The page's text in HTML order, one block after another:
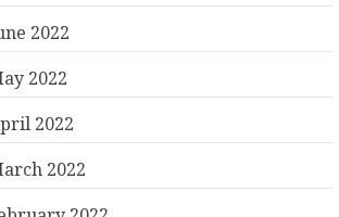
2022
2022
2022
2022